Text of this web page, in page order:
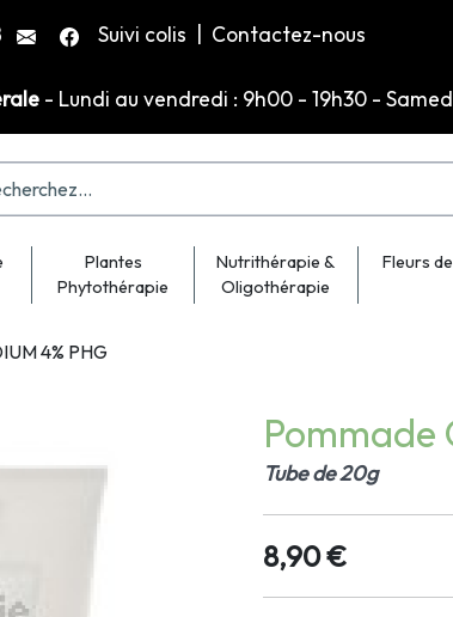
Suivi colis Contactez-nous
- Lundi au vendredi : 9h00 - 19h30 -
Plantes
Phytothérapie
Nutrithérapie &
Oligothérapie
Fleurs
4% PHG
Pommade
Tube de 20g
8,90 €